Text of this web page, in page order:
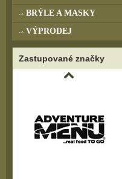
BRÝLE A MASKY
VÝPRODEJ
Zastupované značky